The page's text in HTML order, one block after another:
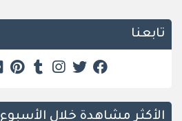
تابعنا
الأكثر مشاهدة خلال الأسبوع